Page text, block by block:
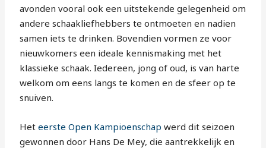
avonden vooral ook een uitstekende gelegenheid om
andere schaakliefhebbers te ontmoeten en nadien
samen iets te drinken. Bovendien vormen ze voor
nieuwkomers een ideale kennismaking met het
klassieke schaak. Iedereen, jong of oud, is van harte
welkom om eens langs te komen en de sfeer op te
snuiven.
Heteerste Open Kampioenschap werd dit seizoen
gewonnen door Hans De Mey, die aantrekkelijk en